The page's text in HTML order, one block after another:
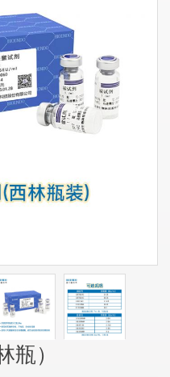
瓶）